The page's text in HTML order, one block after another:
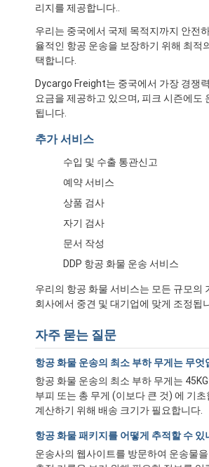
홈
제품 소개
회사 소개
리지를 제공합니다..
우리는 중국에서 국제 목적지까지 안전
율적인 항공 운송을 보장하기 위해 최적
택합니다.
Dycargo Freight는 중국에서 가장 경쟁
요금을 제공하고 있으며, 피크 시즌에도
됩니다.
추가 서비스
수입 및 수출 통관신고
예약 서비스
상품 검사
자기 검사
문서 작성
DDP 항공 화물 운송 서비스
우리의 항공 화물 서비스는 모든 규모의
회사에서 중견 및 대기업에 맞게 조정됩
자주 묻는 질문
항공 화물 운송의 최소 부하 무게는 무엇
항공 화물 운송의 최소 부하 무게는
부피 또는 총 무게 (이보다 큰 것) 에 기
계산하기 위해 배송 크기가 필요합니다.
항공 화물 패키지를 어떻게 추적할 수 있
운송사의 웹사이트를 방문하여 운송물